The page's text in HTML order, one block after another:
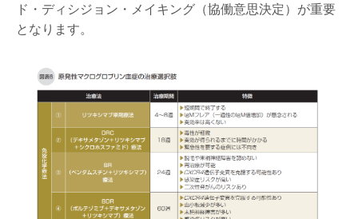
ド・ディシジョン・メイキング（協働意思決定）が重要
となります。